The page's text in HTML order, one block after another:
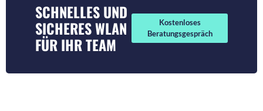
SCHNELLES UND
SICHERES WLAN
FÜR IHR TEAM
Kostenloses
Beratungsgespräch